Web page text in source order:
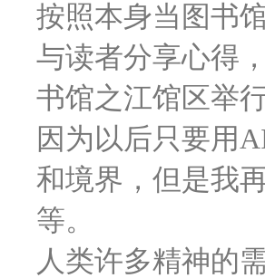
按照本身当图书
与读者分享心得
书馆之江馆区举行
因为以后只要用
和境界，但是我
等。
人类许多精神的